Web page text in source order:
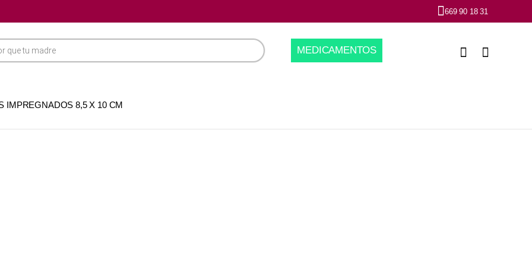
669 90 18 31
MEDICAMENTOS
IMPREGNADOS 8,5 X 10 CM